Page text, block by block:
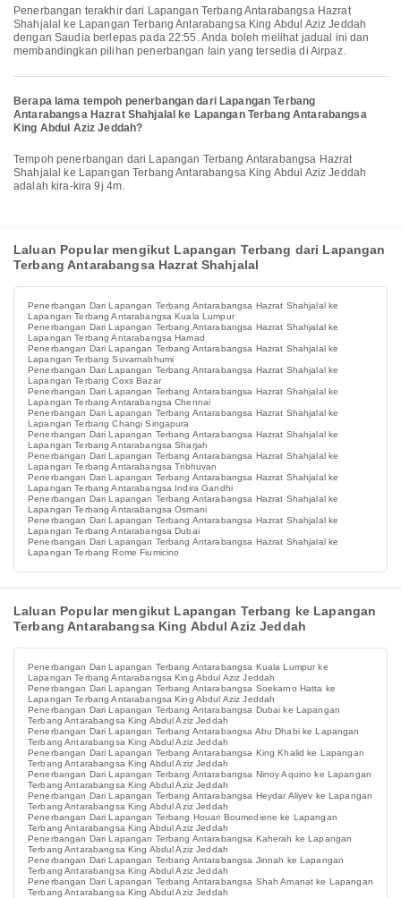
Penerbangan terakhir dari Lapangan Terbang Antarabangsa Hazrat
Shahjalal ke Lapangan Terbang Antarabangsa King Abdul Aziz Jeddah
dengan Saudia berlepas pada 22:55. Anda boleh melihat jadual ini dan
membandingkan pilihan penerbangan lain yang tersedia di Airpaz.
Berapa lama tempoh penerbangan dari Lapangan Terbang
Antarabangsa Hazrat Shahjalal ke Lapangan Terbang Antarabangsa
King Abdul Aziz Jeddah?
Tempoh penerbangan dari Lapangan Terbang Antarabangsa Hazrat
Shahjalal ke Lapangan Terbang Antarabangsa King Abdul Aziz Jeddah
adalah kira-kira 9j 4m.
Laluan Popular mengikut Lapangan Terbang dari Lapangan
Terbang Antarabangsa Hazrat Shahjalal
Penerbangan Dari Lapangan Terbang Antarabangsa Hazrat Shahjalal ke
Lapangan Terbang Antarabangsa Kuala Lumpur
Penerbangan Dari Lapangan Terbang Antarabangsa Hazrat Shahjalal ke
Lapangan Terbang Antarabangsa Hamad
Penerbangan Dari Lapangan Terbang Antarabangsa Hazrat Shahjalal ke
Lapangan Terbang Suvarnabhumi
Penerbangan Dari Lapangan Terbang Antarabangsa Hazrat Shahjalal ke
Lapangan Terbang Coxs Bazar
Penerbangan Dari Lapangan Terbang Antarabangsa Hazrat Shahjalal ke
Lapangan Terbang Antarabangsa Chennai
Penerbangan Dari Lapangan Terbang Antarabangsa Hazrat Shahjalal ke
Lapangan Terbang Changi Singapura
Penerbangan Dari Lapangan Terbang Antarabangsa Hazrat Shahjalal ke
Lapangan Terbang Antarabangsa Sharjah
Penerbangan Dari Lapangan Terbang Antarabangsa Hazrat Shahjalal ke
Lapangan Terbang Antarabangsa Tribhuvan
Penerbangan Dari Lapangan Terbang Antarabangsa Hazrat Shahjalal ke
Lapangan Terbang Antarabangsa Indira Gandhi
Penerbangan Dari Lapangan Terbang Antarabangsa Hazrat Shahjalal ke
Lapangan Terbang Antarabangsa Osmani
Penerbangan Dari Lapangan Terbang Antarabangsa Hazrat Shahjalal ke
Lapangan Terbang Antarabangsa Dubai
Penerbangan Dari Lapangan Terbang Antarabangsa Hazrat Shahjalal ke
Lapangan Terbang Rome Fiumicino
Laluan Popular mengikut Lapangan Terbang ke Lapangan
Terbang Antarabangsa King Abdul Aziz Jeddah
Penerbangan Dari Lapangan Terbang Antarabangsa Kuala Lumpur ke
Lapangan Terbang Antarabangsa King Abdul Aziz Jeddah
Penerbangan Dari Lapangan Terbang Antarabangsa Soekarno Hatta ke
Lapangan Terbang Antarabangsa King Abdul Aziz Jeddah
Penerbangan Dari Lapangan Terbang Antarabangsa Dubai ke Lapangan
Terbang Antarabangsa King Abdul Aziz Jeddah
Penerbangan Dari Lapangan Terbang Antarabangsa Abu Dhabi ke Lapangan
Terbang Antarabangsa King Abdul Aziz Jeddah
Penerbangan Dari Lapangan Terbang Antarabangsa King Khalid ke Lapangan
Terbang Antarabangsa King Abdul Aziz Jeddah
Penerbangan Dari Lapangan Terbang Antarabangsa Ninoy Aquino ke Lapangan
Terbang Antarabangsa King Abdul Aziz Jeddah
Penerbangan Dari Lapangan Terbang Antarabangsa Heydar Aliyev ke Lapangan
Terbang Antarabangsa King Abdul Aziz Jeddah
Penerbangan Dari Lapangan Terbang Houari Boumediene ke Lapangan
Terbang Antarabangsa King Abdul Aziz Jeddah
Penerbangan Dari Lapangan Terbang Antarabangsa Kaherah ke Lapangan
Terbang Antarabangsa King Abdul Aziz Jeddah
Penerbangan Dari Lapangan Terbang Antarabangsa Jinnah ke Lapangan
Terbang Antarabangsa King Abdul Aziz Jeddah
Penerbangan Dari Lapangan Terbang Antarabangsa Shah Amanat ke Lapangan
Terbang Antarabangsa King Abdul Aziz Jeddah